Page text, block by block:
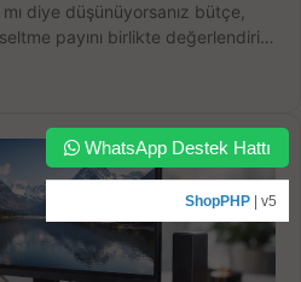
diye düşünüyorsanız bütçe,
payını birlikte değerlendirin,
WhatsApp Destek Hattı
ShopPHP | v5